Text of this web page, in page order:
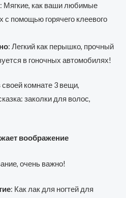
: Мягкие, как ваши любимые
с помощью горячего клеевого
: Легкий как перышко, прочный
в гоночных автомобилях!
комнате 3 вещи,
заколки для волос,
воображение
очень важно!
: Как лак для ногтей для